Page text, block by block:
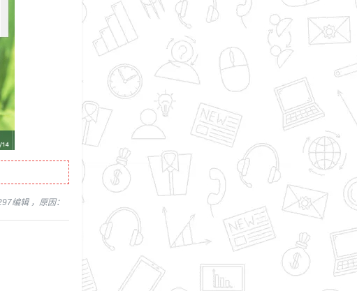
编辑 ，原因：